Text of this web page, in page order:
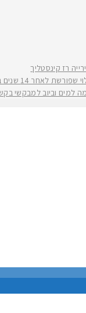
14 שנים בתפקיד
למים וביוב למבקשי